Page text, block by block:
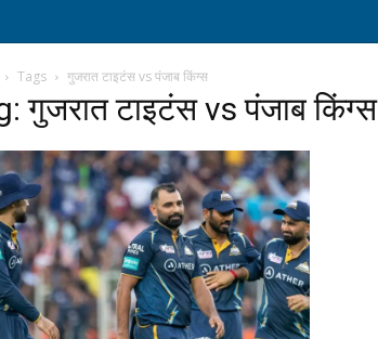
Tags गुजरात टाइटंस vs पंजाब किंग्स
गुजरात टाइटंस vs पंजाब किंग्स